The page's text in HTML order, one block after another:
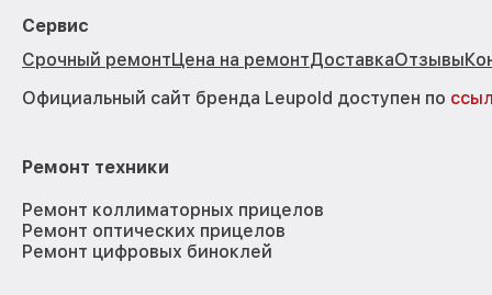
Сервис
Срочный ремонтЦена на ремонтДоставкаОтзывы
Официальный сайт бренда Leupold доступен по
Ремонт техники
Ремонт коллиматорных прицелов
Ремонт оптических прицелов
Ремонт цифровых биноклей